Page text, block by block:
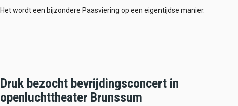
Het wordt een bijzondere Paasviering op een eigentijdse manier.
Druk bezocht bevrijdingsconcert in
openluchttheater Brunssum